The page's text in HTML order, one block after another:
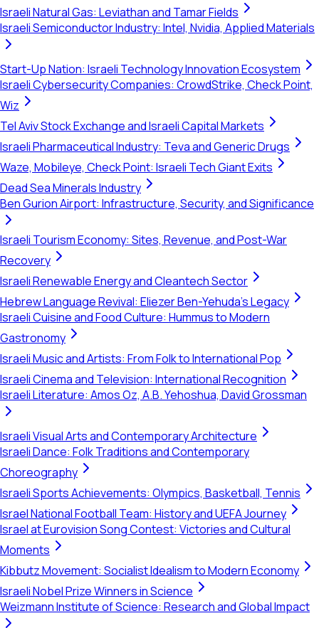
Israeli Natural Gas: Leviathan and Tamar Fields
Israeli Semiconductor Industry: Intel, Nvidia, Applied Materials
Start-Up Nation: Israeli Technology Innovation Ecosystem
Israeli Cybersecurity Companies: CrowdStrike, Check Point,
Wiz
Tel Aviv Stock Exchange and Israeli Capital Markets
Israeli Pharmaceutical Industry: Teva and Generic Drugs
Waze, Mobileye, Check Point: Israeli Tech Giant Exits
Dead Sea Minerals Industry
Ben Gurion Airport: Infrastructure, Security, and Significance
Israeli Tourism Economy: Sites, Revenue, and Post-War
Recovery
Israeli Renewable Energy and Cleantech Sector
Hebrew Language Revival: Eliezer Ben-Yehuda's Legacy
Israeli Cuisine and Food Culture: Hummus to Modern
Gastronomy
Israeli Music and Artists: From Folk to International Pop
Israeli Cinema and Television: International Recognition
Israeli Literature: Amos Oz, A.B. Yehoshua, David Grossman
Israeli Visual Arts and Contemporary Architecture
Israeli Dance: Folk Traditions and Contemporary
Choreography
Israeli Sports Achievements: Olympics, Basketball, Tennis
Israel National Football Team: History and UEFA Journey
Israel at Eurovision Song Contest: Victories and Cultural
Moments
Kibbutz Movement: Socialist Idealism to Modern Economy
Israeli Nobel Prize Winners in Science
Weizmann Institute of Science: Research and Global Impact